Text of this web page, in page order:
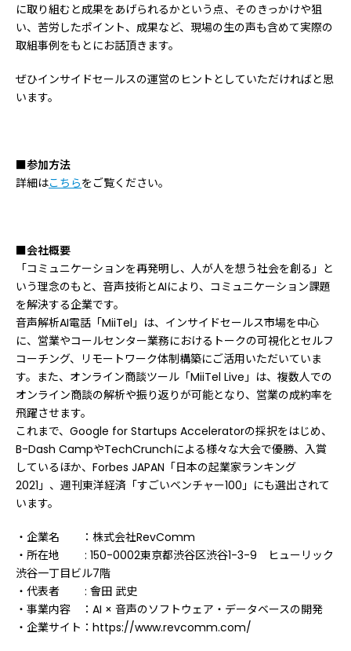
に取り組むと成果をあげられるかという点、そのきっかけや狙
い、苦労したポイント、成果など、現場の生の声も含めて実際の
取組事例をもとにお話頂きます。
ぜひインサイドセールスの運営のヒントとしていただければと思
います。
■参加方法
詳細はこちらをご覧ください。
■会社概要
「コミュニケーションを再発明し、人が人を想う社会を創る」と
いう理念のもと、音声技術とAIにより、コミュニケーション課題
を解決する企業です。
音声解析AI電話「MiiTel」は、インサイドセールス市場を中心
に、営業やコールセンター業務におけるトークの可視化とセルフ
コーチング、リモートワーク体制構築にご活用いただいていま
す。また、オンライン商談ツール「MiiTel Live」は、複数人での
オンライン商談の解析や振り返りが可能となり、営業の成約率を
飛躍させます。
これまで、Google for Startups Acceleratorの採択をはじめ、
B-Dash CampやTechCrunchによる様々な大会で優勝、入賞
しているほか、Forbes JAPAN「日本の起業家ランキング
2021」、週刊東洋経済「すごいベンチャー100」にも選出されて
います。
・企業名 ：株式会社RevComm
・所在地 : 150-0002東京都渋谷区渋谷1-3-9 ヒューリック
渋谷一丁目ビル7階
・代表者 : 會田 武史
・事業内容 ：AI × 音声のソフトウェア・データベースの開発
・企業サイト：https://www.revcomm.com/